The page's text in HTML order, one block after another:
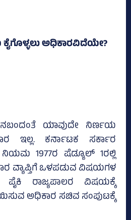
ಅಧಿಕಾರವಿದೆಯೇ?
ಯಾವುದೇ ನಿರ್ಣಯ
ಇಲ್ಲ. ಕರ್ನಾಟಕ ಸರ್ಕಾರ
1977ರ ಷೆಡ್ಯೂಲ್ 1ರಲ್ಲಿ
ವ್ಯಾಪ್ತಿಗೆ ಒಳಪಡುವ ವಿಷಯಗಳ
ರಾಜ್ಯಪಾಲರ ವಿಷಯಕ್ಕೆ
ಅಧಿಕಾರ ಸಚಿವ ಸಂಪುಟಕ್ಕೆ